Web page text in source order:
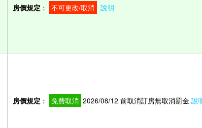
房價規定 ： 不可更改/取消 說明
房價規定 ： 免費取消 2026/08/12 前取消訂房無取消罰金 說